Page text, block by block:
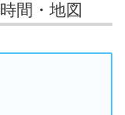
間・地図